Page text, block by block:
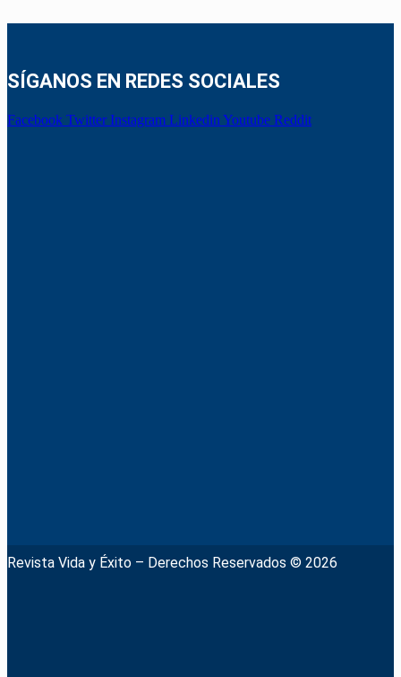
SÍGANOS EN REDES SOCIALES
Facebook Twitter Instagram Linkedin Youtube Reddit
Revista Vida y Éxito – Derechos Reservados © 2026